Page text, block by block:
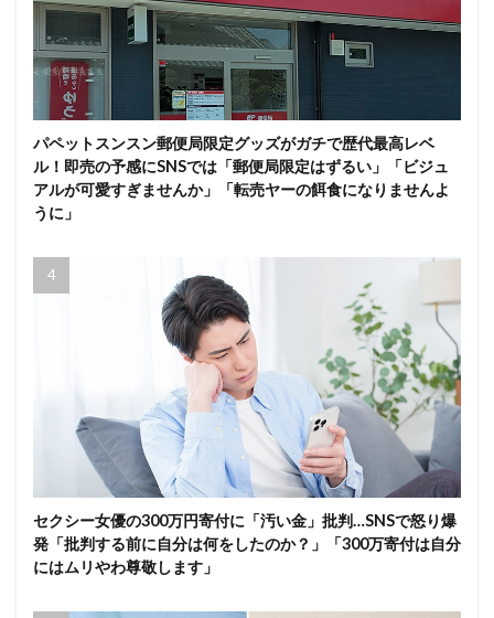
パペットスンスン郵便局限定グッズがガチで歴代最高レベ
ル！即売の予感にSNSでは「郵便局限定はずるい」「ビジュ
アルが可愛すぎませんか」「転売ヤーの餌食になりませんよ
うに」
セクシー女優の300万円寄付に「汚い金」批判…SNSで怒り爆
発「批判する前に自分は何をしたのか？」「300万寄付は自分
にはムリやわ尊敬します」